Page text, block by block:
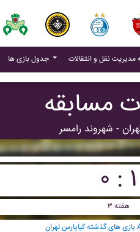
جدول بازی ها مدیریت نقل و انتقالات
مسابقه
- شهروند رامسر
۰ : ۱
هفته ۳